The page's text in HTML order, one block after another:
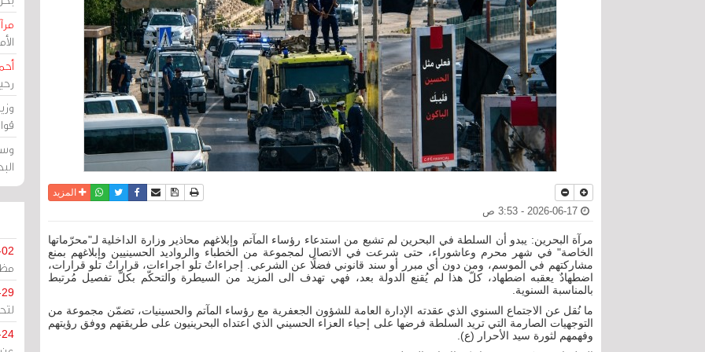
نسخة للطباعة
حفظ الموضوع
أرسل الى صديق
فيسبوكتويترواتسابالمزيد
مرآة البحرين: يبدو أن السلطة في البحرين لم تشبع من استدعاء رؤساء المآتم وإبلاغهم محاذير وزارة الداخلية لـ"محرّماتها
الخاصة" في شهر محرم وعاشوراء، حتى شرعت في الاتصال لمجموعة من الخطباء والرواديد الحسينيين وإبلاغهم بمنع
مشاركتهم في الموسم، ومن دون أي مبرر أو سند قانوني فضلًا عن الشرعي. إجراءاتٌ تلو اجراءات، قراراتٌ تلو قرارات،
اضطهادٌ يعقبه اضطهاد، كلّ هذا لم يُقنع الدولة بعد، فهي تهدف الى المزيد من السيطرة والتحكّم بكلّ تفصيل مُرتبط
بالمناسبة السنوية.
ما نُقل عن الاجتماع السنوي الذي عقدته الإدارة العامة للشؤون الجعفرية مع رؤساء المآتم والحسينيات، تضمّن مجموعة من
التوجهيات الصارمة التي تريد السلطة فرضها على إحياء العزاء الحسيني الذي اعتداه البحرينيون على طريقتهم ووفق رؤيتهم
وفهمهم لثورة سيد الأحرار (ع).